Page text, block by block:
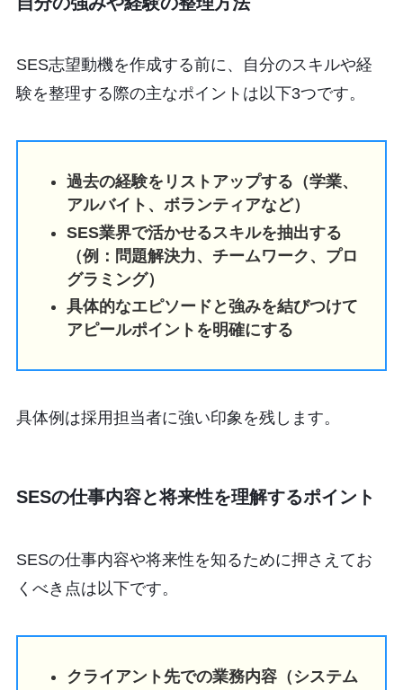
SES志望動機を作成する前に、自分のスキルや経
験を整理する際の主なポイントは以下3つです。
過去の経験をリストアップする（学業、
アルバイト、ボランティアなど）
SES業界で活かせるスキルを抽出する
（例：問題解決力、チームワーク、プロ
グラミング）
具体的なエピソードと強みを結びつけて
アピールポイントを明確にする
具体例は採用担当者に強い印象を残します。
SESの仕事内容と将来性を理解するポイント
SESの仕事内容や将来性を知るために押さえてお
くべき点は以下です。
クライアント先での業務内容（システム